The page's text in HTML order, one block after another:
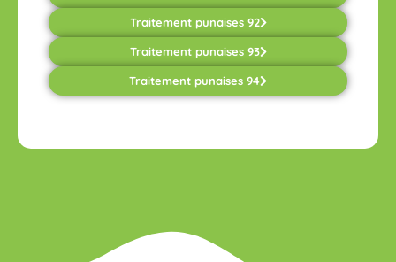
Traitement punaises 92
Traitement punaises 93
Traitement punaises 94